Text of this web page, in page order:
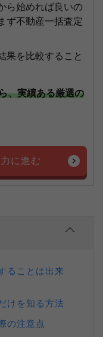
ら始めれば良いの
ず不動産一括査定
果を比較すること
、実績ある厳選の
に進む
ることは出来
けを知る方法
の注意点